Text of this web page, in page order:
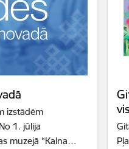
izstādēm
1. jūlija
muzejā “Kalna…